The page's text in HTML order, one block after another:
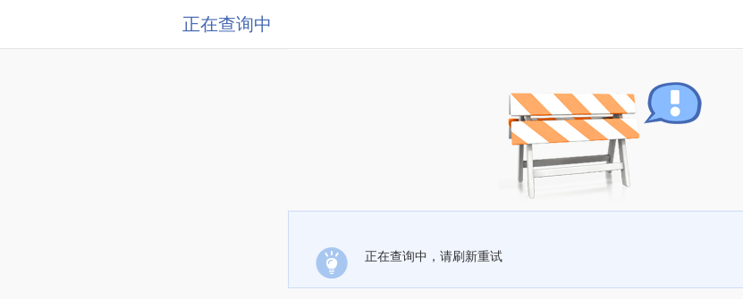
正在查询中
正在查询中，请刷新重试